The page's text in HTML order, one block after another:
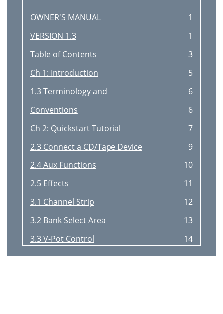
OWNER'S MANUAL
1
VERSION 1.3
1
Table of Contents
3
Ch 1: Introduction
5
1.3 Terminology and
6
Conventions
6
Ch 2: Quickstart Tutorial
7
2.3 Connect a CD/Tape Device
9
2.4 Aux Functions
10
2.5 Effects
11
3.1 Channel Strip
12
3.2 Bank Select Area
13
3.3 V-Pot Control
14
3.4 QuickMix Area
15